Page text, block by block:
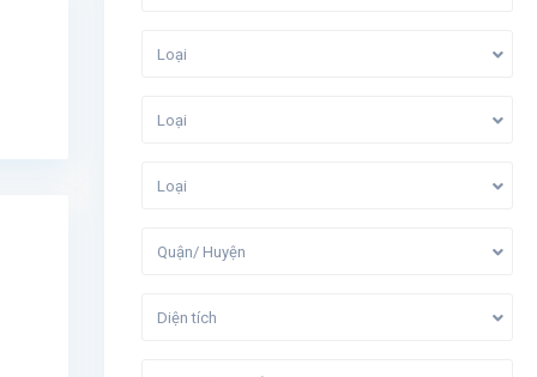
Loại
Loại
Loại
Quận/ Huyện
Diện tích